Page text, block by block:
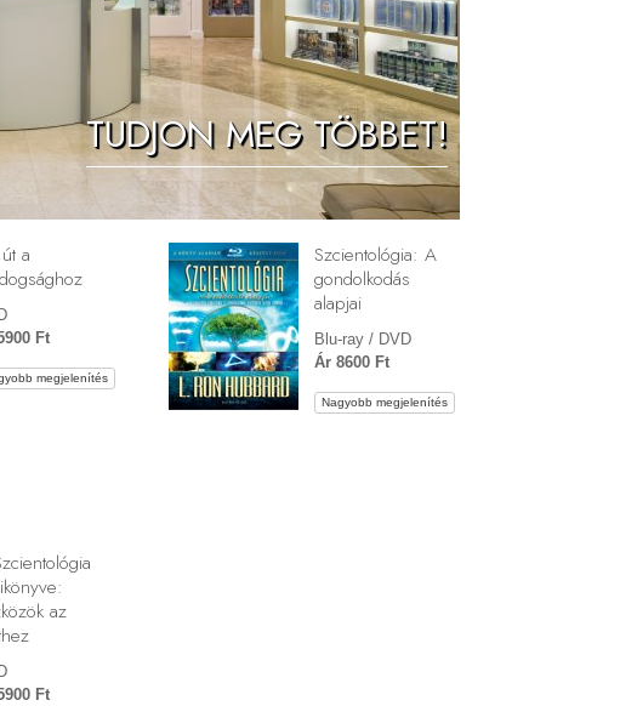
Az érzelmi Tónusskála
Megoldások a drogokra
Gyerekek
Eszközök a munkahelyen
Az etika és az állapotok
Az elnyomás oka
Kivizsgálások
A szervezés alapjai
A public relations alapjai
TUDJON MEG TÖBBET!
a
Ft
megjelenítés
Szcientológia: A
gondolkodás
alapjai
Blu-ray / DVD
Ár 8600 Ft
Nagyobb megjelenítés
az
Ft